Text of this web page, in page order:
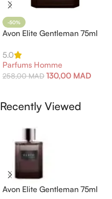
-50%
Avon Elite Gentleman 75ml
5.0
Parfums Homme
258,00MAD 130,00 MAD
Recently Viewed
Avon Elite Gentleman 75ml